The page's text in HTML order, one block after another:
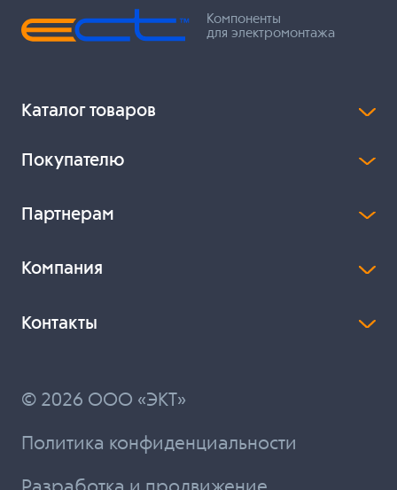
Компоненты
для электромонтажа
Каталог товаров
Покупателю
Партнерам
Компания
Контакты
© 2026 ООО «ЭКТ»
Политика конфиденциальности